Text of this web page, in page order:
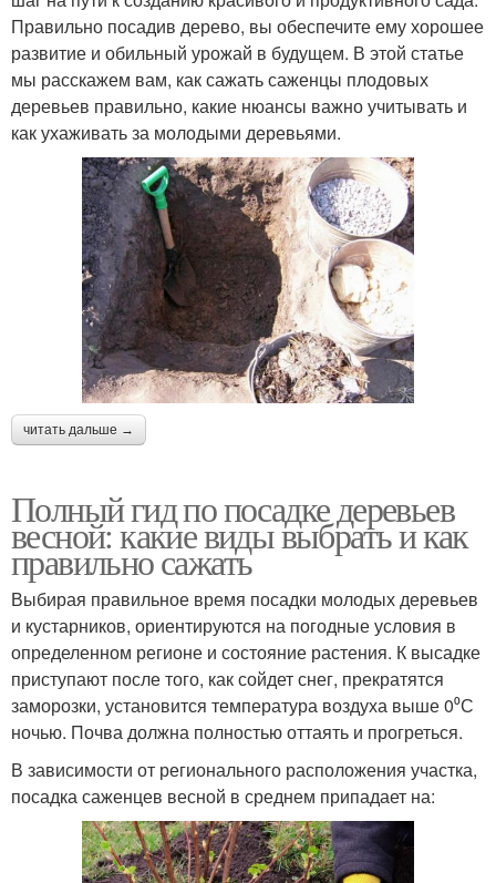
Правильно посадив дерево, вы обеспечите ему хорошее
развитие и обильный урожай в будущем. В этой статье
мы расскажем вам, как сажать саженцы плодовых
деревьев правильно, какие нюансы важно учитывать и
как ухаживать за молодыми деревьями.
читать дальше →
Полный гид по посадке деревьев
весной: какие виды выбрать и как
правильно сажать
Выбирая правильное время посадки молодых деревьев
и кустарников, ориентируются на погодные условия в
определенном регионе и состояние растения. К высадке
приступают после того, как сойдет снег, прекратятся
заморозки, установится температура воздуха выше 0⁰С
ночью. Почва должна полностью оттаять и прогреться.
В зависимости от регионального расположения участка,
посадка саженцев весной в среднем припадает на: